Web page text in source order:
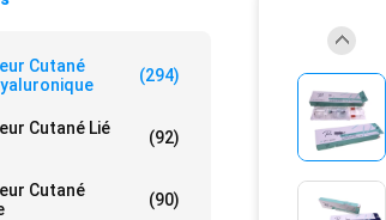
Cutané
(294)
Cutané Lié
(92)
Cutané
(90)